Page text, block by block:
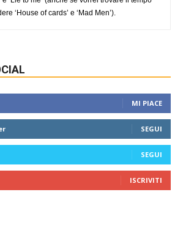
‘House of cards’ e ‘Mad Men’).
MI PIACE
SEGUI
SEGUI
ISCRIVITI